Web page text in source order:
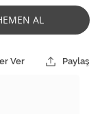
AL
Ver Paylaş